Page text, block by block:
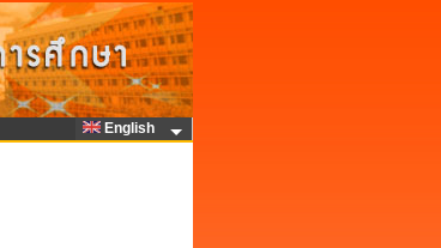
English